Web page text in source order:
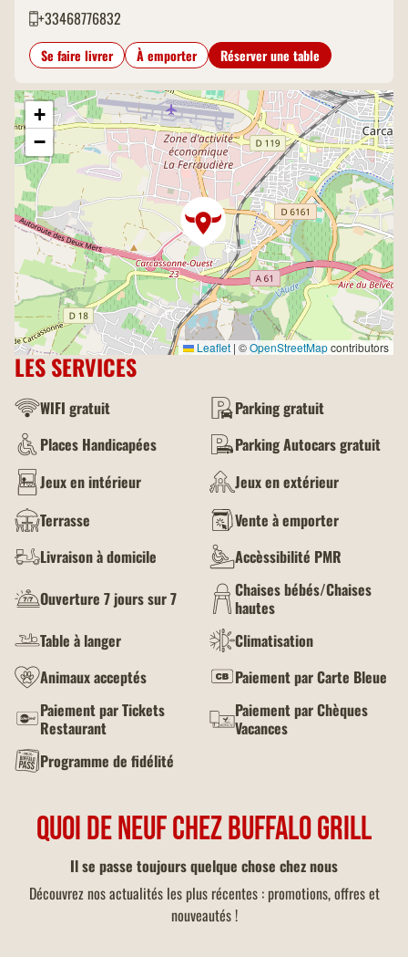
+33468776832
Se faire livrer À emporter Réserver une table
+
−
Leaflet | ©OpenStreetMapcontributors
LES SERVICES
WIFI gratuit
Parking gratuit
Places Handicapées
Parking Autocars gratuit
Jeux en intérieur
Jeux en extérieur
Terrasse
Vente à emporter
Livraison à domicile
Accèssibilité PMR
Ouverture 7 jours sur 7
Chaises bébés/Chaises
hautes
Table à langer
Climatisation
Animaux acceptés
Paiement par Carte Bleue
Paiement par Tickets
Restaurant
Paiement par Chèques
Vacances
Programme de fidélité
QUOI DE NEUF CHEZ BUFFALO GRILL
Il se passe toujours quelque chose chez nous
Découvrez nos actualités les plus récentes : promotions, offres et
nouveautés !